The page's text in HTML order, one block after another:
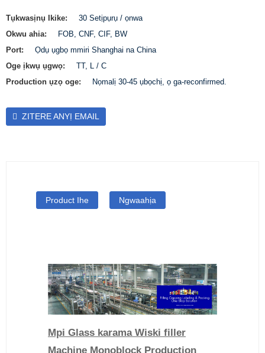
Tụkwasịnụ Ikike:
30 Setịpụrụ / ọnwa
Okwu ahia:
FOB, CNF, CIF, BW
Port:
Ọdụ ụgbọ mmiri Shanghai na China
Oge ịkwụ ụgwọ:
TT, L / C
Production ụzọ oge:
Nọmalị 30-45 ụbọchị, ọ ga-reconfirmed.
ZITERE ANYỊ EMAIL
Product Ihe Ngwaahịa
Mpi Glass karama Wiski filler
Machine Monoblock Production